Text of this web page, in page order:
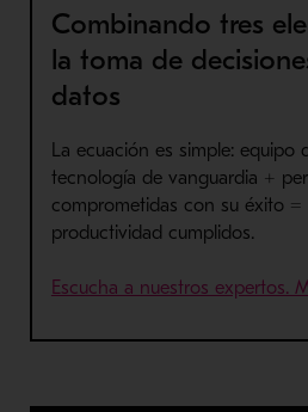
Combinando tres
la toma de
datos
La ecuación es simple: equipo
tecnología de vanguardia +
comprometidas con su éxito =
productividad cumplidos.
Escucha a nuestros expertos.